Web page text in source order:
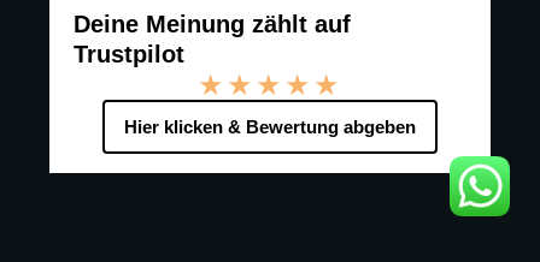
Deine Meinung zählt auf
Trustpilot
★★★★★
Hier klicken & Bewertung abgeben